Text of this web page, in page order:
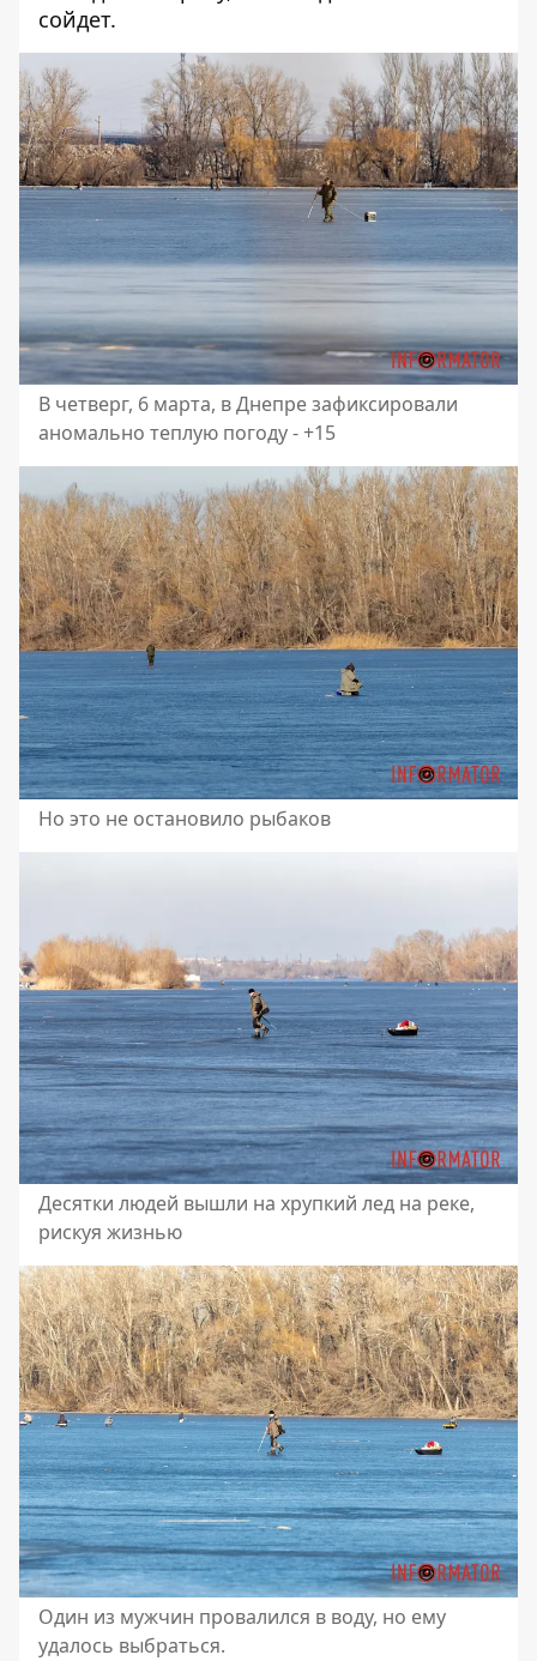
сойдет.
В четверг, 6 марта, в Днепре зафиксировали
аномально теплую погоду - +15
Но это не остановило рыбаков
Десятки людей вышли на хрупкий лед на реке,
рискуя жизнью
Один из мужчин провалился в воду, но ему
удалось выбраться.